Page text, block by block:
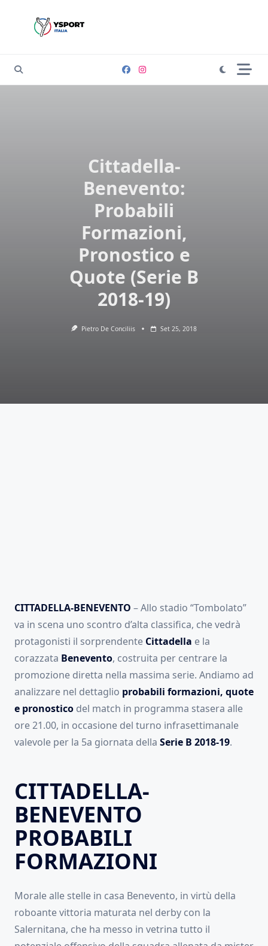
Cittadella-
Benevento:
Probabili
Formazioni,
Pronostico e
Quote (Serie B
2018-19)
Pietro De Conciliis Set 25, 2018
CITTADELLA-BENEVENTO – Allo stadio “Tombolato”
va in scena uno scontro d’alta classifica, che vedrà
protagonisti il sorprendente Cittadella e la
corazzata Benevento, costruita per centrare la
promozione diretta nella massima serie. Andiamo ad
analizzare nel dettaglio probabili formazioni, quote
e pronostico del match in programma stasera alle
ore 21.00, in occasione del turno infrasettimanale
valevole per la 5a giornata della Serie B 2018-19.
CITTADELLA-
BENEVENTO
PROBABILI
FORMAZIONI
Morale alle stelle in casa Benevento, in virtù della
roboante vittoria maturata nel derby con la
Salernitana, che ha messo in vetrina tutto il